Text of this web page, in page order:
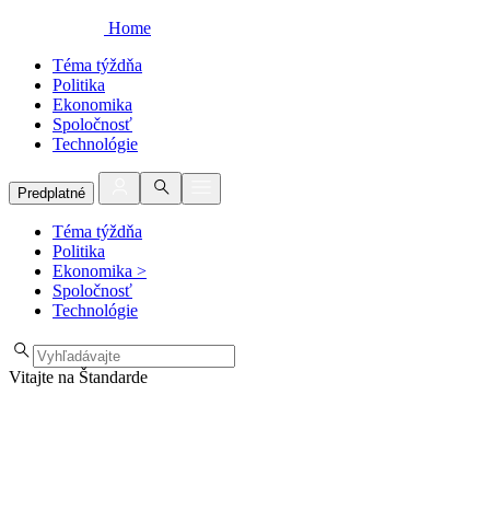
Home
Téma týždňa
Politika
Ekonomika
Spoločnosť
Technológie
Predplatné
Téma týždňa
Politika
Ekonomika >
Spoločnosť
Technológie
Vitajte na Štandarde